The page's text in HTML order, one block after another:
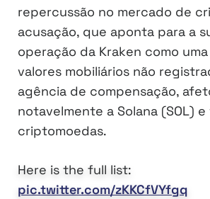
repercussão no mercado de
acusação, que aponta para a
operação da Kraken como
valores mobiliários não
agência de compensação,
notavelmente a Solana (SOL)
criptomoedas.
Here is the full list:
pic.twitter.com/zKKCfVYfgq